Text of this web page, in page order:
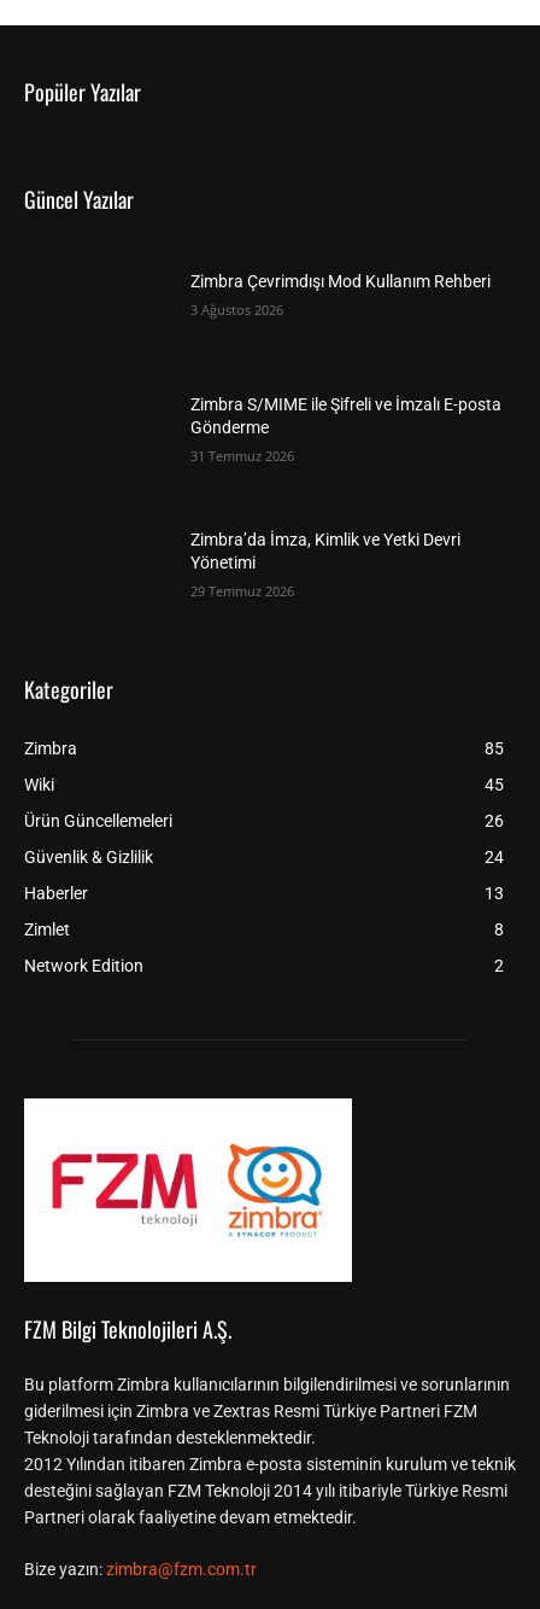
Popüler Yazılar
Güncel Yazılar
Zimbra Çevrimdışı Mod Kullanım Rehberi
3 Ağustos 2026
Zimbra S/MIME ile Şifreli ve İmzalı E-posta
Gönderme
31 Temmuz 2026
Zimbra’da İmza, Kimlik ve Yetki Devri
Yönetimi
29 Temmuz 2026
Kategoriler
Zimbra
85
Wiki
45
Ürün Güncellemeleri
26
Güvenlik & Gizlilik
24
Haberler
13
Zimlet
8
Network Edition
2
FZM Bilgi Teknolojileri A.Ş.
Bu platform Zimbra kullanıcılarının bilgilendirilmesi ve sorunlarının
giderilmesi için Zimbra ve Zextras Resmi Türkiye Partneri FZM
Teknoloji tarafından desteklenmektedir.
2012 Yılından itibaren Zimbra e-posta sisteminin kurulum ve teknik
desteğini sağlayan FZM Teknoloji 2014 yılı itibariyle Türkiye Resmi
Partneri olarak faaliyetine devam etmektedir.
Bize yazın:zimbra@fzm.com.tr